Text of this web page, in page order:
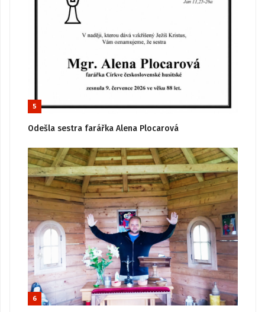
5
Odešla sestra farářka Alena Plocarová
6